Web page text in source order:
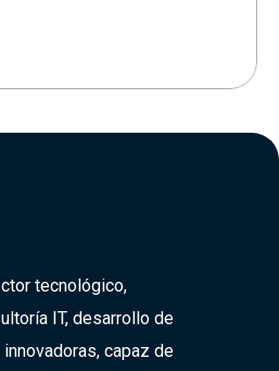
tecnológico,
IT, desarrollo de
capaz de